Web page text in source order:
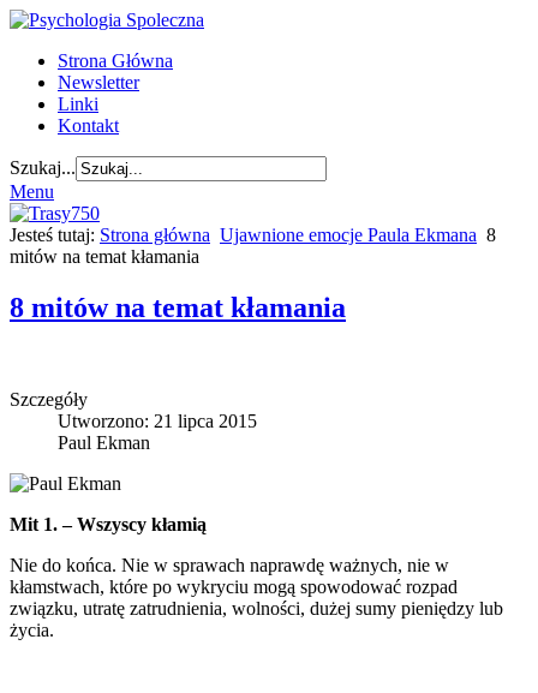
Strona Główna
Newsletter
Linki
Kontakt
Szukaj...
Menu
Jesteś tutaj: Strona główna Ujawnione emocje Paula Ekmana 8
mitów na temat kłamania
8 mitów na temat kłamania
Szczegóły
Utworzono: 21 lipca 2015
Paul Ekman
Mit 1. – Wszyscy kłamią
Nie do końca. Nie w sprawach naprawdę ważnych, nie w
kłamstwach, które po wykryciu mogą spowodować rozpad
związku, utratę zatrudnienia, wolności, dużej sumy pieniędzy lub
życia.